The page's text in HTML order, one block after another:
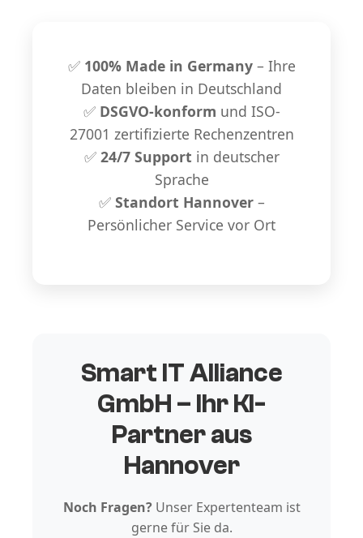
✅ 100% Made in Germany– Ihre
Daten bleiben in Deutschland
✅ DSGVO-konform und ISO-
27001 zertifizierte Rechenzentren
✅ 24/7 Support in deutscher
Sprache
✅ Standort Hannover–
Persönlicher Service vor Ort
Smart IT Alliance
GmbH – Ihr KI-
Partner aus
Hannover
Noch Fragen?Unser Expertenteam ist
gerne für Sie da.